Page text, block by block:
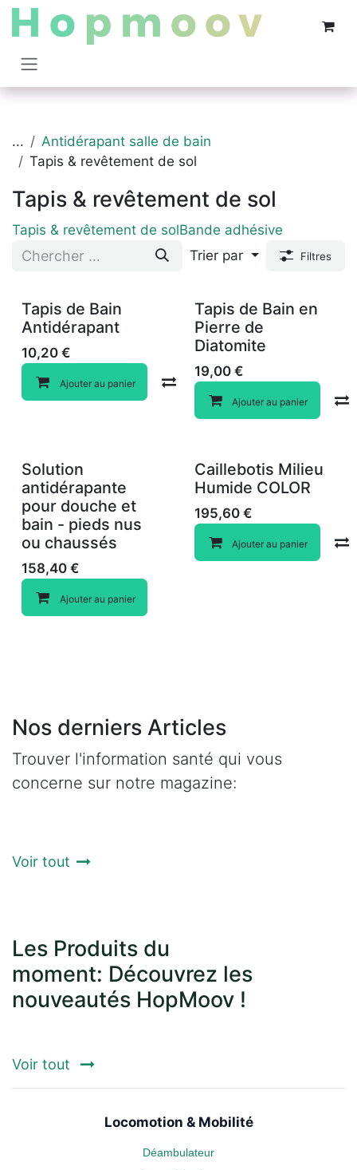
Se rendre au contenu
...
Antidérapant salle de bain
Tapis & revêtement de sol
Tapis & revêtement de sol
Tapis & revêtement de solBande adhésive
Trier par
Filtres
Tapis de Bain
Antidérapant
10,20 €
Ajouter au panier Compare
Tapis de Bain en
Pierre de
Diatomite
19,00€
Ajouter au panier
Solution
antidérapante
pour douche et
bain - pieds nus
ou chaussés
158,40 €
Ajouter au panier
Caillebotis Milieu
Humide COLOR
195,60€
Ajouter au panier
Nos derniers Articles
Trouver l'information santé qui vous
concerne sur notre magazine:
Voir tout
Les Produits du
moment: Découvrez les
nouveautés HopMoov !
Voir tout
Locomotion & Mobilité
Déambulateur